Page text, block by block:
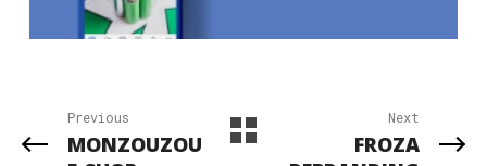
Previous
MONZOUZOU
Next
FROZA